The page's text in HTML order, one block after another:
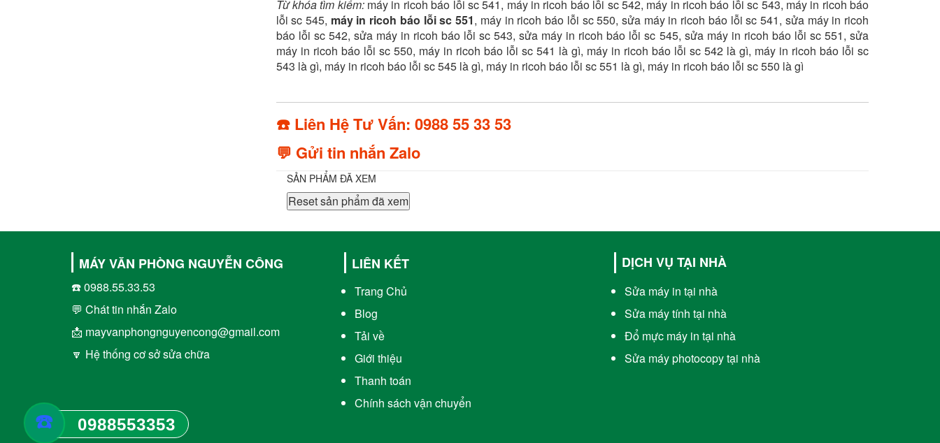
Từ khóa tìm kiếm:máy in ricoh báo lỗi sc 541, máy in ricoh báo lỗi sc 542, máy in ricoh báo lỗi sc 543, máy in ricoh báo
lỗi sc 545, máy in ricoh báo lỗi sc 551, máy in ricoh báo lỗi sc 550, sửa máy in ricoh báo lỗi sc 541, sửa máy in ricoh
báo lỗi sc 542, sửa máy in ricoh báo lỗi sc 543, sửa máy in ricoh báo lỗi sc 545, sửa máy in ricoh báo lỗi sc 551, sửa
máy in ricoh báo lỗi sc 550, máy in ricoh báo lỗi sc 541 là gì, máy in ricoh báo lỗi sc 542 là gì, máy in ricoh báo lỗi sc
543 là gì, máy in ricoh báo lỗi sc 545 là gì, máy in ricoh báo lỗi sc 551 là gì, máy in ricoh báo lỗi sc 550 là gì
☎️ Liên Hệ Tư Vấn: 0988 55 33 53
💬 Gửi tin nhắn Zalo
SẢN PHẨM ĐÃ XEM
Reset sản phẩm đã xem
MÁY VĂN PHÒNG NGUYỄN CÔNG
☎️ 0988.55.33.53
💬 Chát tin nhắn Zalo
📩 mayvanphongnguyencong@gmail.com
🔽 Hệ thống cơ sở sửa chữa
LIÊN KẾT
Trang Chủ
Blog
Tải về
Giới thiệu
Thanh toán
Chính sách vận chuyển
DỊCH VỤ TẠI NHÀ
Sửa máy in tại nhà
Sửa máy tính tại nhà
Đổ mực máy in tại nhà
Sửa máy photocopy tại nhà
☎️ 0988553353